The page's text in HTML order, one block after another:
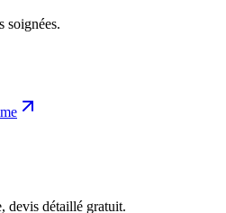
soignées.
devis détaillé gratuit.